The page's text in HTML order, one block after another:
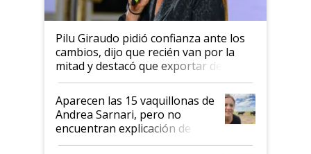
Pilu Giraudo pidió confianza ante los
cambios, dijo que recién van por la
mitad y destacó que exportar dejó de
ser "para unos pocos": "Tenemos un
mandato muy claro del gobierno
nacional"
Aparecen las 15 vaquillonas de
Andrea Sarnari, pero no
encuentran explicación de
cómo llegaron allí